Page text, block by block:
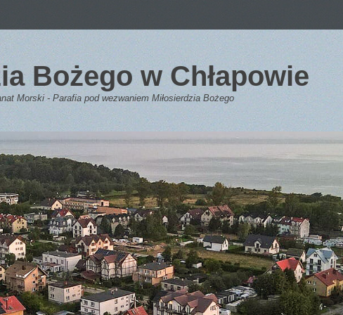
Bożego w Chłapowie
Morski - Parafia pod wezwaniem Miłosierdzia Bożego